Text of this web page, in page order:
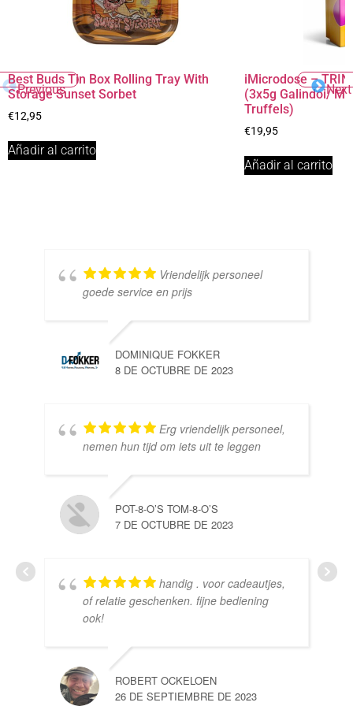
Previous
Best Buds Tin Box Rolling Tray With
Storage Sunset Sorbet
€12,95
Añadir al carrito
iMicrodose –
(3x5g Galindoi/
Truffels)
€19,95
Añadir al carrito
Next
Vriendelijk personeel
goede service en prijs
DOMINIQUE FOKKER
8 DE OCTUBRE DE 2023
Erg vriendelijk personeel,
nemen hun tijd om iets uit te leggen
POT-8-O’S TOM-8-O’S
7 DE OCTUBRE DE 2023
handig . voor cadeautjes,
of relatie geschenken. fijne bediening
ook!
ROBERT OCKELOEN
26 DE SEPTIEMBRE DE 2023